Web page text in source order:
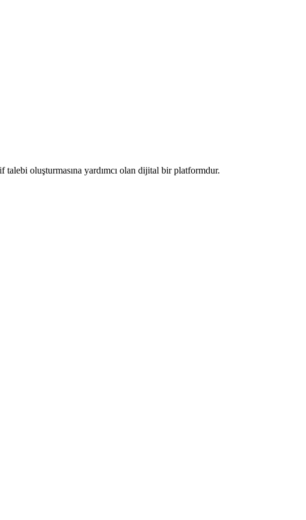
talebi oluşturmasına yardımcı olan dijital bir platformdur.